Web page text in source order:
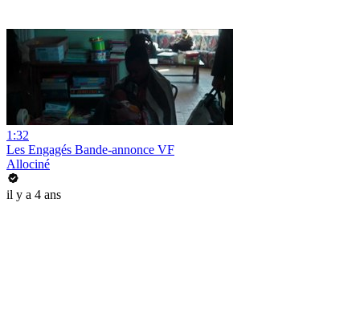
1:32
Les Engagés Bande-annonce VF
Allociné
il y a 4 ans